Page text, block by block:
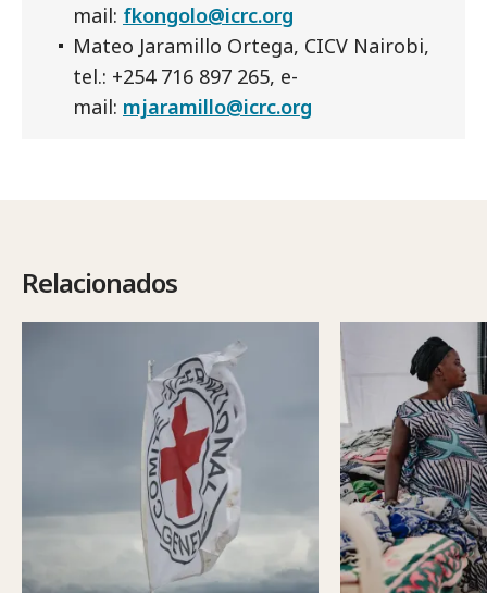
mail: fkongolo@icrc.org
Mateo Jaramillo Ortega, CICV Nairobi,
tel.: +254 716 897 265, e-
mail: mjaramillo@icrc.org
Relacionados